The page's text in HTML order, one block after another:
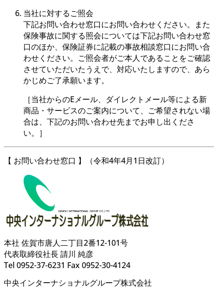
当社に対するご照会
下記お問い合わせ窓口にお問い合わせください。また
保険事故に関する照会については下記お問い合わせ窓
口のほか、保険証券に記載の事故相談窓口にお問い合
わせください。ご照会者がご本人であることをご確認
させていただいたうえで、対応いたしますので、あら
かじめご了承願います。
［当社からのEメール、ダイレクトメール等による新
商品・サービスのご案内について、ご希望されない場
合は、下記のお問い合わせ先までお申し出くださ
い。］
【 お問い合わせ窓口 】（令和4年4月1日改訂）
本社 佐賀市唐人二丁目2番12-101号
代表取締役社長 請川 純彦
Tel 0952-37-6231 Fax 0952-30-4124
中央インターナショナルグループ株式会社